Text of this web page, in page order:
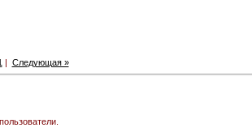
| Следующая »